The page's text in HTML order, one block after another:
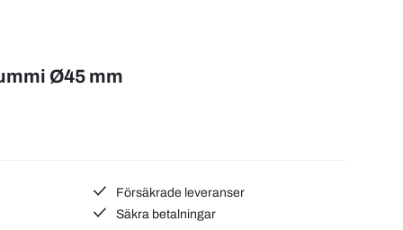
Ø45 mm
Försäkrade leveranser
Säkra betalningar